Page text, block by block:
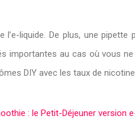
liquide. De plus, une pipette
importantes au cas où vous
DIY avec les taux de
: le Petit-Déjeuner version